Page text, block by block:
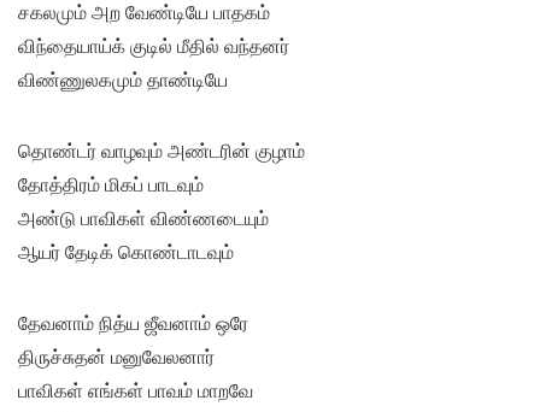
சகலமும் அற வேண்டியே பாதகம்
விந்தையாய்க் குடில் மீதில் வந்தனர்
விண்ணுலகமும் தாண்டியே
தொண்டர் வாழவும் அண்டரின் குழாம்
தோத்திரம் மிகப் பாடவும்
அண்டு பாவிகள் விண்ணடையும்
ஆயர் தேடிக் கொண்டாடவும்
தேவனாம் நித்ய ஜீவனாம் ஒரே
திருச்சுதன் மனுவேலனார்
பாவிகள் எங்கள் பாவம் மாறவே